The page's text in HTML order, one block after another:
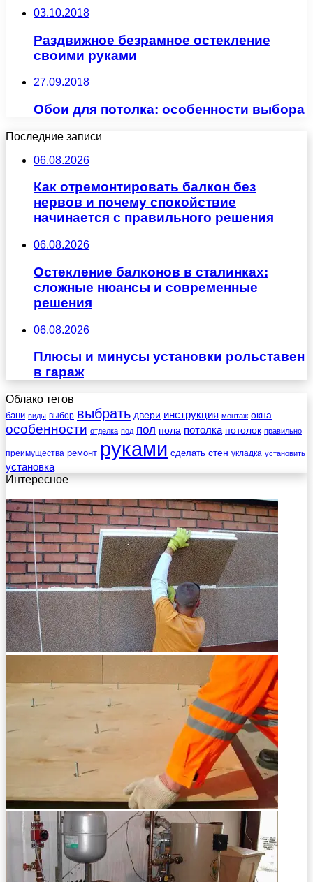
03.10.2018
Раздвижное безрамное остекление
своими руками
27.09.2018
Обои для потолка: особенности выбора
Последние записи
06.08.2026
Как отремонтировать балкон без
нервов и почему спокойствие
начинается с правильного решения
06.08.2026
Остекление балконов в сталинках:
сложные нюансы и современные
решения
06.08.2026
Плюсы и минусы установки рольставен
в гараж
Облако тегов
бани виды выбор выбрать двери инструкция монтаж окна
особенности отделка под пол пола потолка потолок правильно
преимущества ремонт руками сделать стен укладка установить
установка
Интересное